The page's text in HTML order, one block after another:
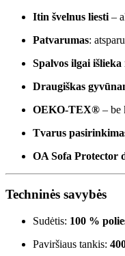
Itin švelnus liesti –
Patvarumas:
Spalvos ilgai išlieka
Draugiškas
OEKO-TEX® – be
Tvarus
OA Sofa Protector
Techninės savybės
Sudėtis: 100 %
Paviršiaus tankis: